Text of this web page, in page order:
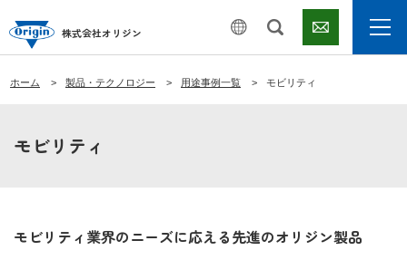
株式会社オリジン
ホーム 製品・テクノロジー 用途事例一覧 モビリティ
モビリティ
モビリティ業界のニーズに応える先進のオリジン製品